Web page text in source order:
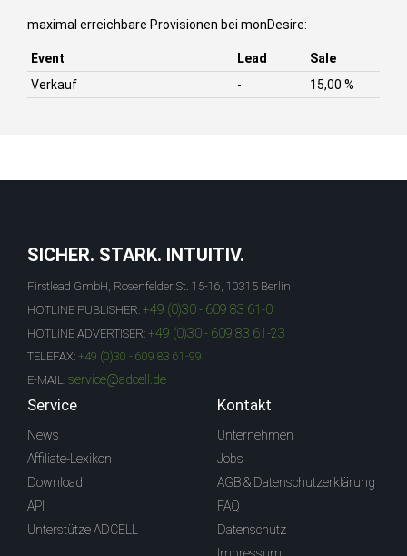
maximal erreichbare Provisionen bei monDesire:
Event Lead
Sale
Verkauf
- 15,00 %
SICHER. STARK. INTUITIV.
Firstlead GmbH, Rosenfelder St. 15-16, 10315 Berlin
HOTLINE PUBLISHER: +49 (0)30 - 609 83 61-0
HOTLINE ADVERTISER: +49 (0)30 - 609 83 61-23
TELEFAX: +49 (0)30 - 609 83 61-99
E-MAIL: service@adcell.de
Service
News
Affiliate-Lexikon
Download
API
Unterstütze ADCELL
Kontakt
Unternehmen
Jobs
AGB & Datenschutzerklärung
FAQ
Datenschutz